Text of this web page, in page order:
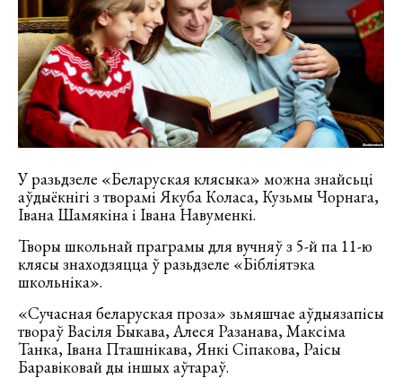
У разьдзеле «Беларуская клясыка» можна знайсьці
аўдыёкнігі з творамі Якуба Коласа, Кузьмы Чорнага,
Івана Шамякіна і Івана Навуменкі.
Творы школьнай праграмы для вучняў з 5-й па 11-ю
клясы знаходзяцца ў разьдзеле «Бібліятэка
школьніка».
«Сучасная беларуская проза» зьмяшчае аўдыязапісы
твораў Васіля Быкава, Алеся Разанава, Максіма
Танка, Івана Пташнікава, Янкі Сіпакова, Раісы
Баравіковай ды іншых аўтараў.